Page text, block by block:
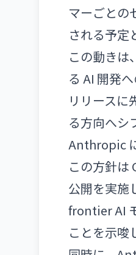
マーごとの
される予定
この動きは
る AI 開発
リリースに
る方向へシ
Anthropic
この方針
公開を実施
frontier AI
ことを示唆